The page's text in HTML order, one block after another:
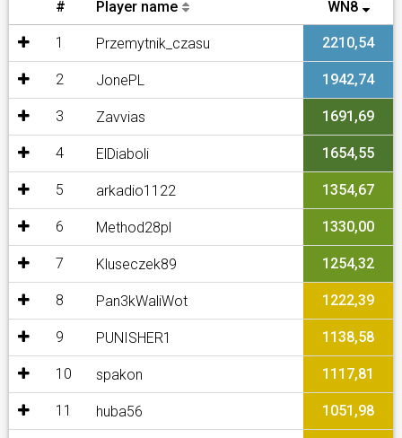
# Player name WN8
1 Przemytnik_czasu 2210,54
2 JonePL 1942,74
3 Zavvias 1691,69
4 ElDiaboli 1654,55
5 arkadio1122 1354,67
6 Method28pl 1330,00
7 Kluseczek89 1254,32
8 Pan3kWaliWot 1222,39
9 PUNISHER1 1138,58
10 spakon 1117,81
11 huba56 1051,98